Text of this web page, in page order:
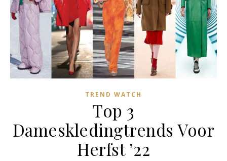
TREND WATCH
Top 3
Dameskledingtrends Voor
Herfst ’22